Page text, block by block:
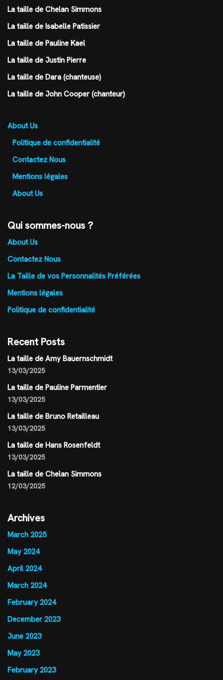
La taille de Chelan Simmons
La taille de Isabelle Patissier
La taille de Pauline Kael
La taille de Justin Pierre
La taille de Dara (chanteuse)
La taille de John Cooper (chanteur)
About Us
Politique de confidentialité
Contactez Nous
Mentions légales
About Us
Qui sommes-nous ?
About Us
Contactez Nous
La Taille de vos Personnalités Préférées
Mentions légales
Politique de confidentialité
Recent Posts
La taille de Amy Bauernschmidt
13/03/2025
La taille de Pauline Parmentier
13/03/2025
La taille de Bruno Retailleau
13/03/2025
La taille de Hans Rosenfeldt
13/03/2025
La taille de Chelan Simmons
12/03/2025
Archives
March 2025
May 2024
April 2024
March 2024
February 2024
December 2023
June 2023
May 2023
February 2023